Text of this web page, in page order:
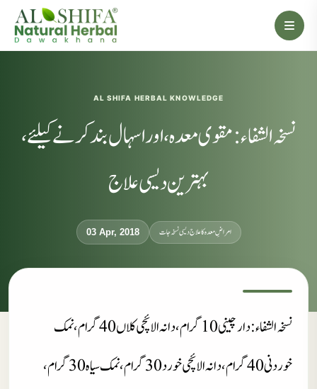
AL SHIFA HERBAL KNOWLEDGE
نسخہ الشفاء : مقوی معدہ، اور اسہال بند کرنے کیلئے،
بہترین دیسی علاج
03 Apr, 2018 امراضِ معدہ کا علاج دیسی نسخہ جات
نسخہ الشفاء : دار چینی 10 گرام، دانہ الائچی کلاں 40 گرام، نمک
خوردنی 40 گرام، دانہ الائچی خورد 30 گرام، نمک سیاہ 30 گرام،